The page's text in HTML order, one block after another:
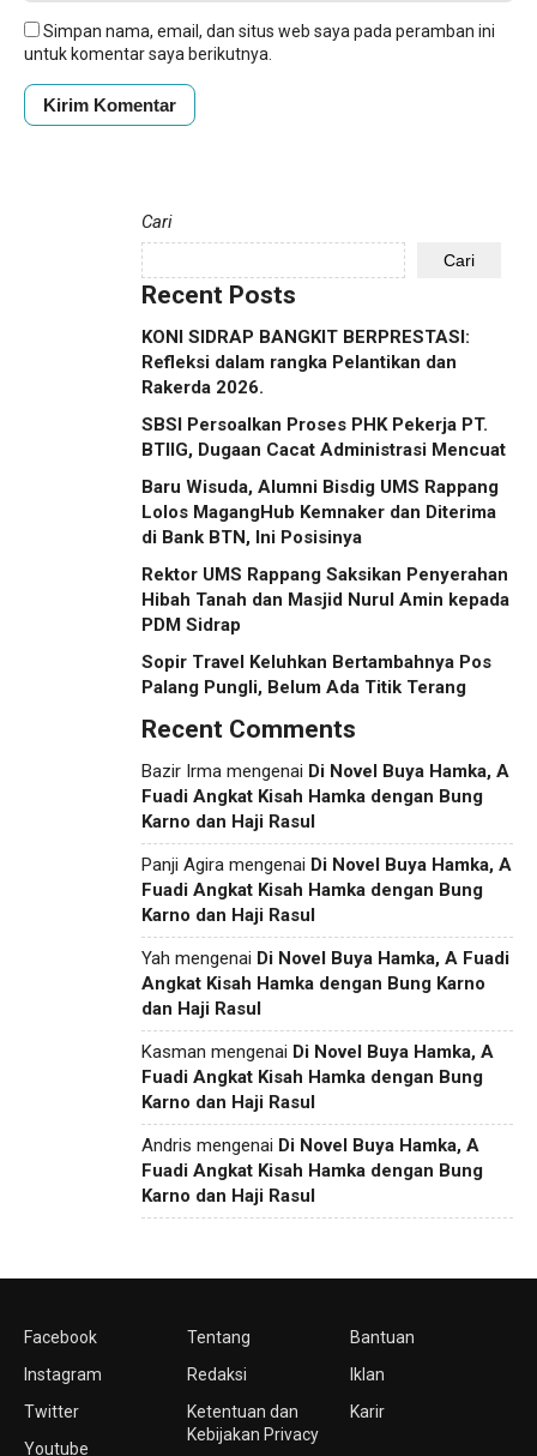
Simpan nama, email, dan situs web saya pada peramban ini
untuk komentar saya berikutnya.
Cari
Cari
Recent Posts
KONI SIDRAP BANGKIT BERPRESTASI:
Refleksi dalam rangka Pelantikan dan
Rakerda 2026.
SBSI Persoalkan Proses PHK Pekerja PT.
BTIIG, Dugaan Cacat Administrasi Mencuat
Baru Wisuda, Alumni Bisdig UMS Rappang
Lolos MagangHub Kemnaker dan Diterima
di Bank BTN, Ini Posisinya
Rektor UMS Rappang Saksikan Penyerahan
Hibah Tanah dan Masjid Nurul Amin kepada
PDM Sidrap
Sopir Travel Keluhkan Bertambahnya Pos
Palang Pungli, Belum Ada Titik Terang
Recent Comments
Bazir Irma mengenai Di Novel Buya Hamka, A
Fuadi Angkat Kisah Hamka dengan Bung
Karno dan Haji Rasul
Panji Agira mengenai Di Novel Buya Hamka, A
Fuadi Angkat Kisah Hamka dengan Bung
Karno dan Haji Rasul
Yah mengenai Di Novel Buya Hamka, A Fuadi
Angkat Kisah Hamka dengan Bung Karno
dan Haji Rasul
Kasman mengenai Di Novel Buya Hamka, A
Fuadi Angkat Kisah Hamka dengan Bung
Karno dan Haji Rasul
Andris mengenai Di Novel Buya Hamka, A
Fuadi Angkat Kisah Hamka dengan Bung
Karno dan Haji Rasul
Facebook
Instagram
Twitter
Youtube
Tentang
Redaksi
Ketentuan dan
Kebijakan Privacy
Bantuan
Iklan
Karir